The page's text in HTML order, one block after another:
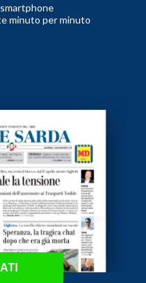
minuto per minuto